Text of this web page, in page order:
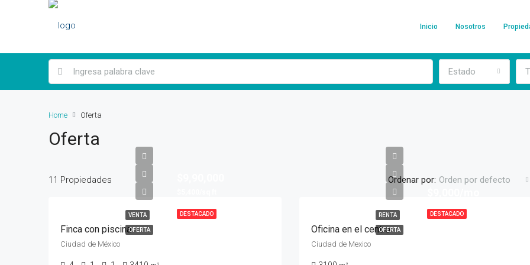
Inicio Nosotros
Estado
Home Oferta
Oferta
11 Propiedades Ordenar por: Orden por defecto
DESTACADO
VENTA
OFERTA
Finca con piscina
Ciudad de México
DESTACADO
RENTA
OFERTA
Oficina en el centro
Ciudad de Mexico